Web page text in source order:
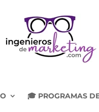
🎓 PROGRAMAS